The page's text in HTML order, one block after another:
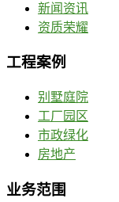
新闻资讯
资质荣耀
工程案例
别墅庭院
工厂园区
市政绿化
房地产
业务范围